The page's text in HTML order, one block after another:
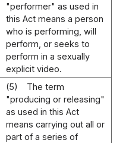
"performer" as used in
this Act means a person
who is performing, will
perform, or seeks to
perform in a sexually
explicit video.
(5)
The term
"producing or releasing"
as used in this Act
means carrying out all or
part of a series of